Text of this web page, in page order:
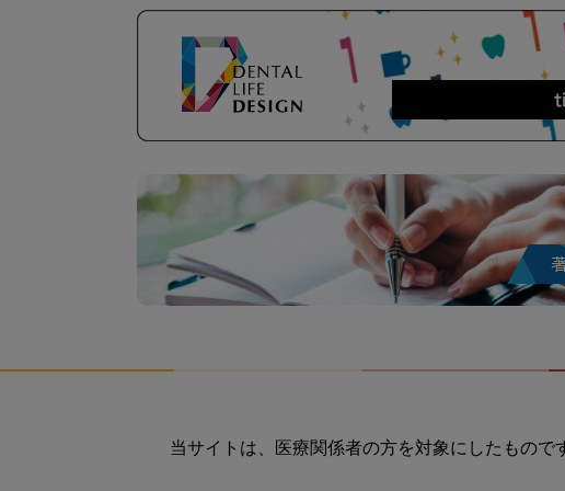
当サイトは、医療関係者の方を対象にしたもの